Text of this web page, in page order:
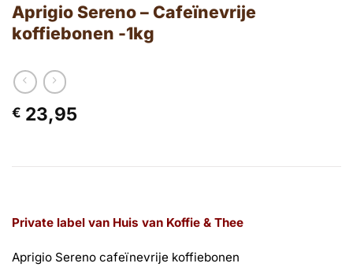
Aprigio Sereno – Cafeïnevrije
koffiebonen -1kg
€ 23,95
Private label van Huis van Koffie & Thee
Aprigio Sereno cafeïnevrije koffiebonen